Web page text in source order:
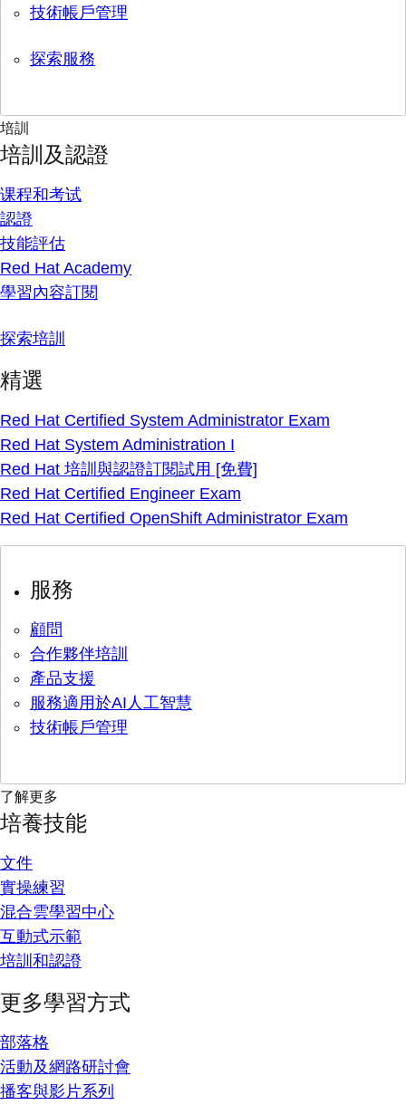
技術帳戶管理
探索服務
培訓
培訓及認證
课程和考试
認證
技能評估
Red Hat Academy
學習內容訂閱
探索培訓
精選
Red Hat Certified System Administrator Exam
Red Hat System Administration I
Red Hat 培訓與認證訂閱試用 [免費]
Red Hat Certified Engineer Exam
Red Hat Certified OpenShift Administrator Exam
服務
顧問
合作夥伴培訓
產品支援
服務適用於AI人工智慧
技術帳戶管理
了解更多
培養技能
文件
實操練習
混合雲學習中心
互動式示範
培訓和認證
更多學習方式
部落格
活動及網路研討會
播客與影片系列